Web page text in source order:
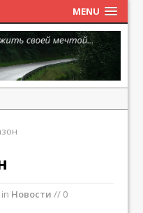
MENU
in Новости // 0